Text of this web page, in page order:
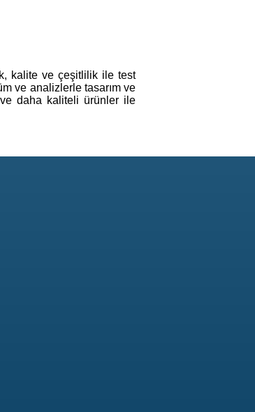
kalite ve çeşitlilik ile test
ve analizlerle tasarım ve
daha kaliteli ürünler ile